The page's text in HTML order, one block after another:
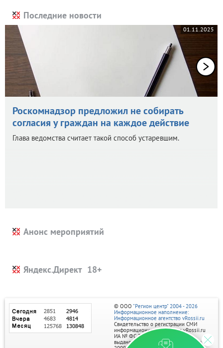
Последние новости
01.11.2025
Роскомнадзор предложил не собирать
согласия у граждан на каждое действие
Глава ведомства считает такой способ устаревшим.
Анонс мероприятий
Яндекс.Директ
© ООО "Регион центр" 2004 - 2026
Информационное наполнение:
Информационное агентство vRossii.ru
Свидетельство о регистрации СМИ
информационного агентства vRossii.ru
ИА № ФС 77‑35502
выдано РОСКОМНАДЗОРом 04 марта